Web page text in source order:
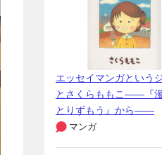
エッセイマンガという
とさくらももこ――『
とりずもう』から――
マンガ